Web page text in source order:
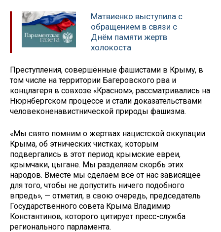
Матвиенко выступила с
обращением в связи с
Днём памяти жертв
холокоста
Преступления, совершённые фашистами в Крыму, в
том числе на территории Багеровского рва и
концлагеря в совхозе «Красном», рассматривались на
Нюрнбергском процессе и стали доказательствами
человеконенавистнической природы фашизма.
«Мы свято помним о жертвах нацистской оккупации
Крыма, об этнических чистках, которым
подвергались в этот период крымские евреи,
крымчаки, цыгане. Мы разделяем скорбь этих
народов. Вместе мы сделаем всё от нас зависящее
для того, чтобы не допустить ничего подобного
впредь», — отметил, в свою очередь, председатель
Государственного совета Крыма Владимир
Константинов, которого цитирует пресс-служба
регионального парламента.